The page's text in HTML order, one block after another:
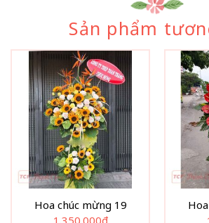
Sản phẩm
Hoa chúc mừng 19
1.350.000₫